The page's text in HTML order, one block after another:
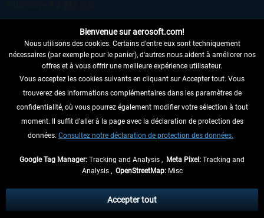
RENONCER AU CONTRAT ICI
INFORMATIONS
NE MANQUEZ PAS LES DERNIÈRES
échéant, frais de remboursement, si aucune description contraire.
** S'applique aux envois vers l'Allemagne. Pour les autres pays, veuillez
Bienvenue sur aerosoft.com!
Nous utilisons des cookies. Certains d'entre eux sont techniquement
nécessaires (par exemple pour le panier), d'autres nous aident à améliorer nos
offres et à vous offrir une meilleure expérience utilisateur.
Vous acceptez les cookies suivants en cliquant sur Accepter tout. Vous
trouverez des informations complémentaires dans les paramètres de
confidentialité, où vous pourrez également modifier votre sélection à tout
moment. Il suffit d'aller à la page avec la déclaration de protection des
données. Consultez notre déclaration de protection des données.
Google Tag Manager: Tracking and Analysis , Meta Pixel: Tracking and
Analysis , OpenStreetMap:Misc
Accepter tout